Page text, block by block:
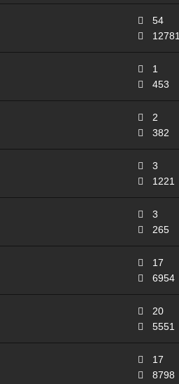
54
12781
1
453
2
382
3
1221
3
265
17
6954
20
5551
17
8798